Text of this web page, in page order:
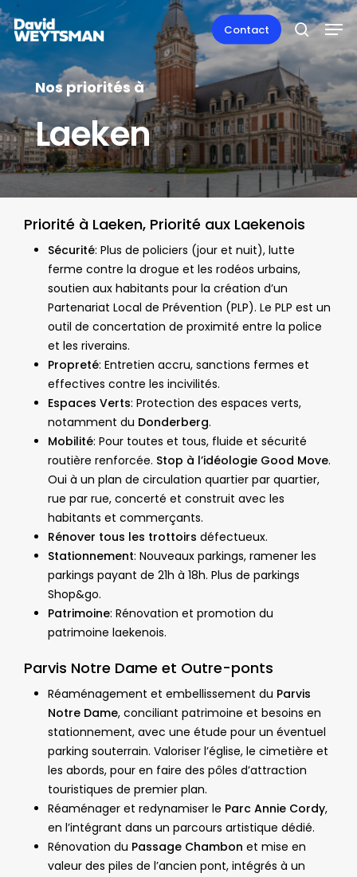
Skip
to
content
Contact search
Nos priorités à
Laeken
Priorité à Laeken, Priorité aux Laekenois
Sécurité: Plus de policiers (jour et nuit), lutte
ferme contre la drogue et les rodéos urbains,
soutien aux habitants pour la création d’un
Partenariat Local de Prévention (PLP). Le PLP est un
outil de concertation de proximité entre la police
et les riverains.
Propreté: Entretien accru, sanctions fermes et
effectives contre les incivilités.
Espaces Verts: Protection des espaces verts,
notamment du Donderberg.
Mobilité: Pour toutes et tous, fluide et sécurité
routière renforcée. Stop à l’idéologie Good Move.
Oui à un plan de circulation quartier par quartier,
rue par rue, concerté et construit avec les
habitants et commerçants.
Rénover tous les trottoirsdéfectueux.
Stationnement: Nouveaux parkings, ramener les
parkings payant de 21h à 18h. Plus de parkings
Shop&go.
Patrimoine: Rénovation et promotion du
patrimoine laekenois.
Parvis Notre Dame et Outre-ponts
Réaménagement et embellissement du Parvis
Notre Dame, conciliant patrimoine et besoins en
stationnement, avec une étude pour un éventuel
parking souterrain. Valoriser l’église, le cimetière et
les abords, pour en faire des pôles d’attraction
touristiques de premier plan.
Réaménager et redynamiser le Parc Annie Cordy,
en l’intégrant dans un parcours artistique dédié.
Rénovation du Passage Chambon et mise en
valeur des piles de l’ancien pont, intégrés à un